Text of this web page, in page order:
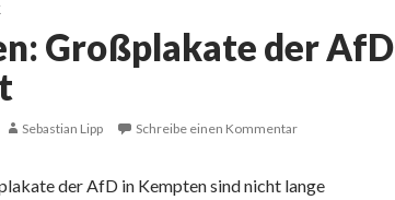
Großplakate der AfD
Sebastian Lipp Schreibe einen Kommentar
der AfD in Kempten sind nicht lange